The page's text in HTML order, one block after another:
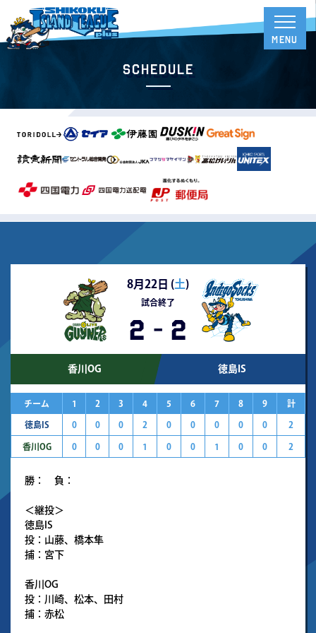
Schedule
8月22日 (土)
試合終了
2 - 2
香川OG 徳島IS
チーム 1 2 3 4 5 6 7 8 9 計
徳島IS 0 0 0 2 0 0 0 0 0 2
香川OG 0 0 0 1 0 0 1 0 0 2
勝： 負：
＜継投＞
徳島IS
投：山藤、橋本隼
捕：宮下
香川OG
投：川崎、松本、田村
捕：赤松